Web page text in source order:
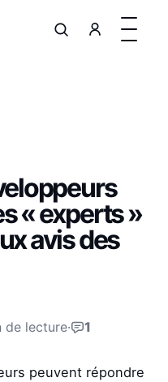
« experts »
avis des
de lecture· 1
peuvent répondre